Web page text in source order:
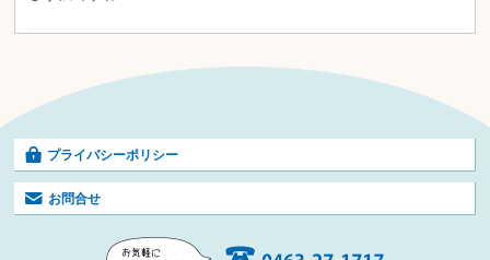
プライバシーポリシー
お問合せ